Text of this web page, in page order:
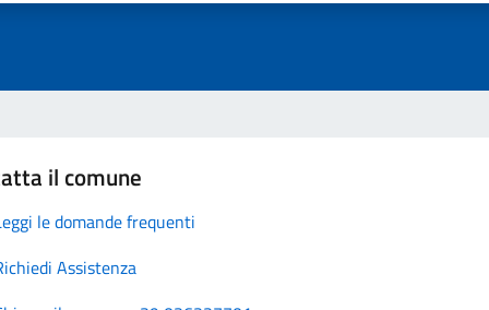
il comune
le domande frequenti
Assistenza